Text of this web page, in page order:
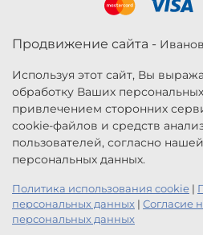
Продвижение сайта -
Используя этот сайт, Вы
обработку Ваших
привлечением сторонних
cookie-файлов и средств
пользователей, согласно
персональных данных.
Политика использования cookie |
персональных данных | Согласие
персональных данных